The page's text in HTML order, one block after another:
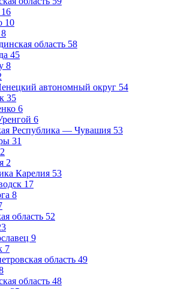
16
10
8
область 58
45
8
автономный округ 54
35
6
6
Республика — Чувашия 53
31
2
Карелия 53
17
8
область 52
9
7
область 49
область 48